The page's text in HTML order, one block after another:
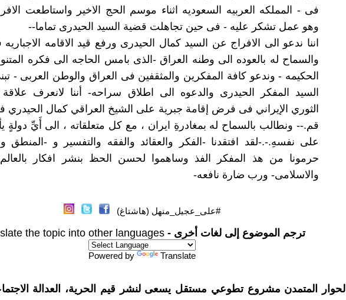
فى - المملكه العربيه السعوديه اثناء موسم الحج الاخير واستاطعت
وهو عمل تشكر عليه - فى حين تجاهلت قضية السيد الحيدرى تماما--
اننا ندعو الى الافراج عن السيد كمال الحيدرى ورفع قيد الاقامه
والسماح له بالعوده الى وطنه العراق -الذى بامس الحاجه الى فكره
الحكيمه - وندعو كافة المفكرين والمثقفين فى العراق والوطن العربى -
السيد المفكر الحيدرى والدعوه الى اطلاق سراحه- أننا لانعرف
الثوري الإيراني فى فرض إقامة جبرية على الشيخ العراقي كمال الحيدري
قم.-- ونطالب بالسماح له بمغادرةِ ايران ، مع كل متعلقاته ، الى أَيِّ دولةٍ
على نفسهِ.-.-لقد افتقدنا -الفكر والعقائد والفقه والتفسير و -المنطق
حرمونا من هذ المفكر الفذ وساهموا لحسن الحظ بنشر افكار
والاسلامى- ورب ضارة نافعه-
#على_عجيل_منهل (هاشتاغ)
ترجم الموضوع إلى لغات أخرى - the topic into other languages
Powered by Translate
الحوار المتمدن مشروع تطوعي مستقل يسعى لنشر قيم الحرية، العدالة